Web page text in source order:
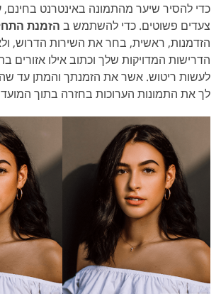
כדי להסיר שיער מהתמונה באינטרנט
צעדים פשוטים. כדי להשתמש ב הזמנת
הזדמנות, ראשית, בחר את השירות הדרוש,
הדרישות המדויקות שלך וכתוב אילו אזורים
לעשות ריטוש. אשר את הזמנתך והמתן עד
לך את התמונות הערוכות בחזרה בתוך